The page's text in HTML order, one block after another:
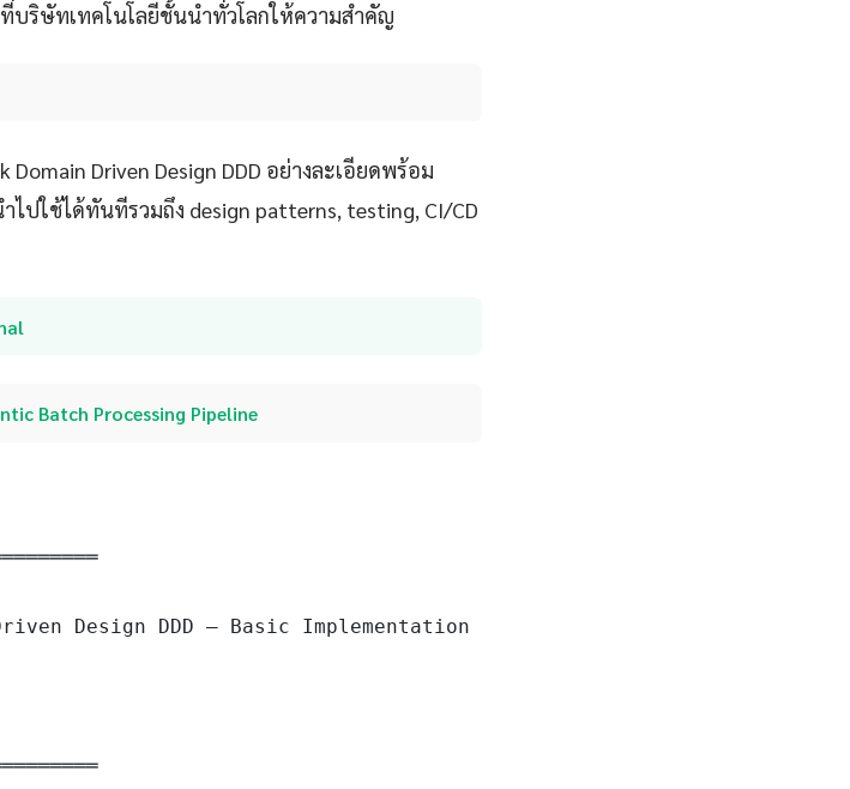
บริษัทเทคโนโลยีชั้นนำทั่วโลกให้ความสำคัญ
Driven Design DDD อย่างละเอียดพร้อม
ไปใช้ได้ทันทีรวมถึง design patterns, testing, CI/CD
Batch Processing Pipeline
Design DDD — Basic Implementation